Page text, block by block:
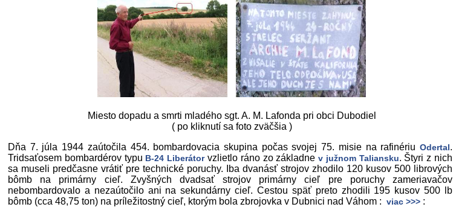
Miesto dopadu a smrti mladého sgt. A. M. Lafonda pri obci Dubodiel
( po kliknutí sa foto zväčšia )
Dňa 7. júla 1944 zaútočila 454. bombardovacia skupina počas svojej 75. misie na rafinériu Odertal.
Tridsaťosem bombardérov typu B-24 Liberátorvzlietlo ráno zo základnev južnom Taliansku. Štyri z nich
sa museli predčasne vrátiť pre technické poruchy. Iba dvanásť strojov zhodilo 120 kusov 500 librových
bômb na primárny cieľ. Zvyšných dvadsať strojov primárny cieľ pre poruchy zameriavačov
nebombardovalo a nezaútočilo ani na sekundárny cieľ. Cestou späť preto zhodili 195 kusov 500 lb
bômb (cca 48,75 ton) na príležitostný cieľ, ktorým bola zbrojovka v Dubnici nad Váhom : viac >>> :